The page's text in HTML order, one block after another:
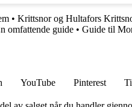
• Krittsnor og Hultafors
omfattende guide • Guide til
YouTube Pinterest